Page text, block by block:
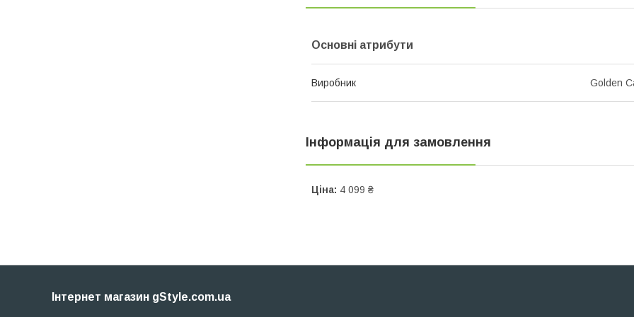
Основні атрибути
Виробник Golden
Інформація для замовлення
Ціна: 4 099 ₴
Інтернет магазин gStyle.com.ua